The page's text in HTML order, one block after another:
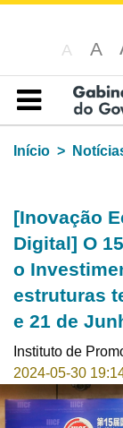
A A
Índice
Início
[Inovação
Digital] O
o
estruturas
e 21 de
Instituto de
2024-05-30